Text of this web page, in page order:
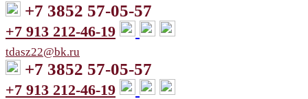
+7 3852 57-05-57
+7 913 212-46-19
tdasz22@bk.ru
+7 3852 57-05-57
+7 913 212-46-19